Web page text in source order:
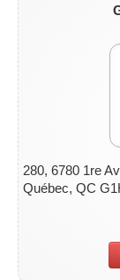
280, 6780 1re
Québec, QC